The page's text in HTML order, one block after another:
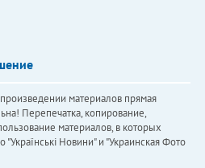
материалов прямая
Перепечатка, копирование,
материалов, в которых
"Українськi Новини" и "Украинская Фото